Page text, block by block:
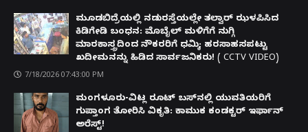
ಮೂಡಬಿದ್ರೆಯಲ್ಲಿ ನಡುರಸ್ತೆಯಲ್ಲೇ ತಲ್ವಾರ್ ಝಳಪಿಸಿದ
ಕಿಡಿಗೇಡಿ ಬಂಧನ: ಮೊಬೈಲ್ ಮಳಿಗೆಗೆ ನುಗ್ಗಿ
ಮಾರಕಾಸ್ತ್ರದಿಂದ ನೌಕರರಿಗೆ ಧಮ್ಕಿ; ಹರಸಾಹಸಪಟ್ಟು
ಖದೀಮನನ್ನು ಹಿಡಿದ ಸಾರ್ವಜನಿಕರು! ( CCTV VIDEO)
7/18/2026 07:43:00 PM
ಮಂಗಳೂರು-ವಿಟ್ಲ ರೂಟ್ ಬಸ್‌ನಲ್ಲಿ ಯುವತಿಯರಿಗೆ
ಗುಪ್ತಾಂಗ ತೋರಿಸಿ ವಿಕೃತಿ: ಕಾಮುಕ ಕಂಡಕ್ಟರ್ ಇರ್ಫಾನ್
ಅರೆಸ್ಟ್!